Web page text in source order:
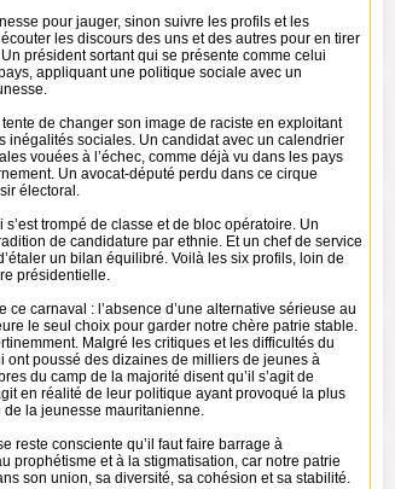
pour jauger, sinon suivre les profils et les
les discours des uns et des autres pour en tirer
président sortant qui se présente comme celui
appliquant une politique sociale avec un
de changer son image de raciste en exploitant
inégalités sociales. Un candidat avec un calendrier
vouées à l’échec, comme déjà vu dans les pays
Un avocat-député perdu dans ce cirque
électoral.
trompé de classe et de bloc opératoire. Un
de candidature par ethnie. Et un chef de service
un bilan équilibré. Voilà les six profils, loin de
présidentielle.
ce carnaval : l’absence d’une alternative sérieuse au
le seul choix pour garder notre chère patrie stable.
Malgré les critiques et les difficultés du
ont poussé des dizaines de milliers de jeunes à
du camp de la majorité disent qu’il s’agit de
en réalité de leur politique ayant provoqué la plus
la jeunesse mauritanienne.
reste consciente qu’il faut faire barrage à
prophétisme et à la stigmatisation, car notre patrie
son union, sa diversité, sa cohésion et sa stabilité.